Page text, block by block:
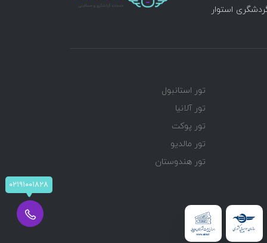
۰۲۱۹۱۰۰۱۸۲۸
استوار
تور استانبول
تور آلانیا
تور پوکت
تور مالدیو
تور هندوستان